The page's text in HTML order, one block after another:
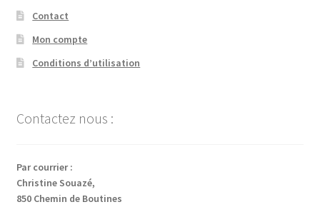
Contact
Mon compte
Conditions d’utilisation
Contactez nous :
Par courrier :
Christine Souazé,
850 Chemin de Boutines